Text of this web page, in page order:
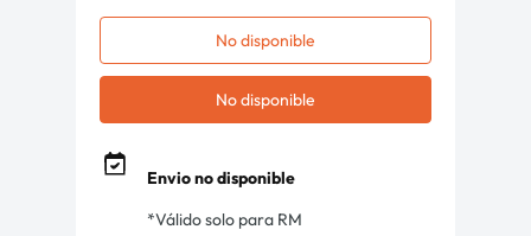
No disponible
No disponible
Envio no disponible
*Válido solo para RM